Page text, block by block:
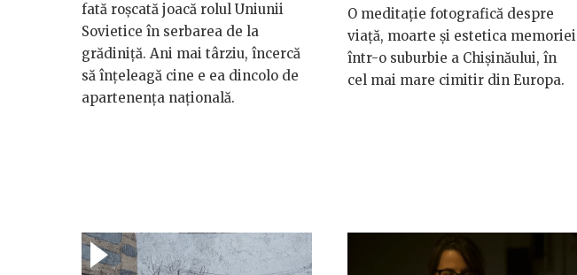
fată roșcată joacă rolul Uniunii
Sovietice în serbarea de la
grădiniță. Ani mai târziu, încercă
să înțeleagă cine e ea dincolo de
apartenența națională.
O meditație fotografică despre
viață, moarte și estetica memoriei
într-o suburbie a Chișinăului, în
cel mai mare cimitir din Europa.